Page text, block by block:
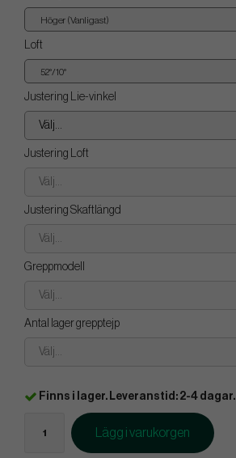
Loft
Justering Lie-vinkel
Välj...
Justering Loft
Välj...
Justering Skaftlängd
Välj...
Greppmodell
Välj...
Antal lager grepptejp
Välj...
Finns i lager. Leveranstid: 2-4 dagar.
Lägg i varukorgen